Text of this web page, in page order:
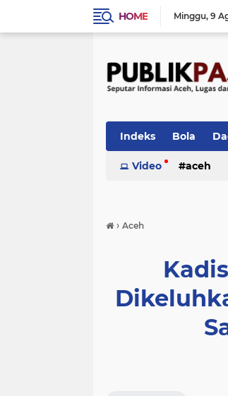
HOME Minggu 9
Indeks Bola
Video aceh
› Aceh